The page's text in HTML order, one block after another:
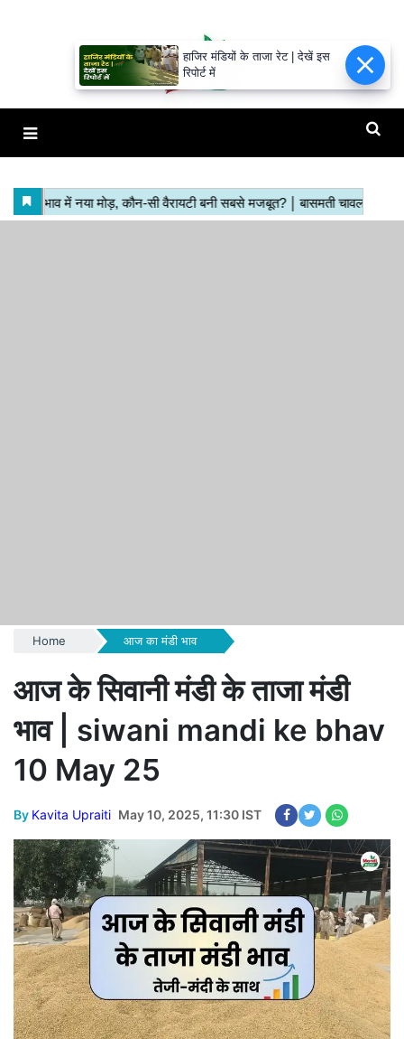
Home आज का मंडी भाव
आज के सिवानी मंडी के ताजा मंडी
भाव | siwani mandi ke bhav
10 May 25
By Kavita Upraiti May 10, 2025, 11:30 IST
हाजिर मंडियों के ताजा रेट | देखें इस
रिपोर्ट में